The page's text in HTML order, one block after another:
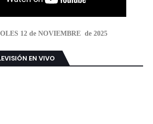
12 de NOVIEMBRE de 2025
EN VIVO